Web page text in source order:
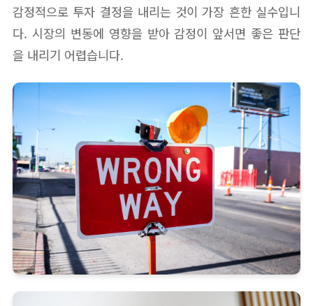
감정적으로 투자 결정을 내리는 것이 가장 흔한 실수입니
다. 시장의 변동에 영향을 받아 감정이 앞서면 좋은 판단
을 내리기 어렵습니다.